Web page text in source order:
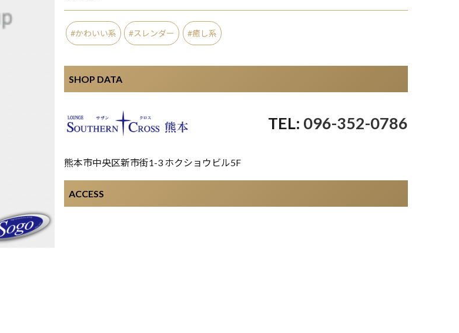
かわいい系 スレンダー 癒し系
SHOP DATA
096-352-0786
熊本市中央区新市街1-3 ホクショウビル5F
ACCESS